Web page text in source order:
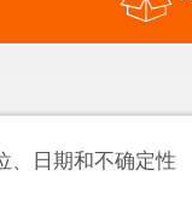
、日期和不确定性